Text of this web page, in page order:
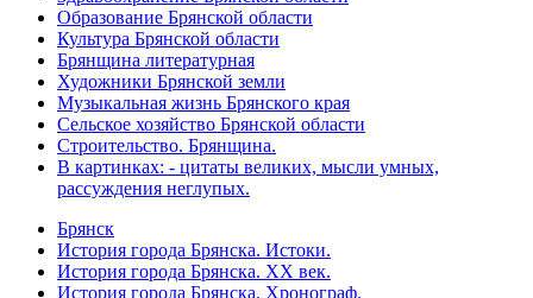
Образование Брянской области
Культура Брянской области
Брянщина литературная
Художники Брянской земли
Музыкальная жизнь Брянского края
Сельское хозяйство Брянской области
Строительство. Брянщина.
В картинках: - цитаты великих, мысли умных,
рассуждения неглупых.
Брянск
История города Брянска. Истоки.
История города Брянска. XX век.
История города Брянска. Хронограф.